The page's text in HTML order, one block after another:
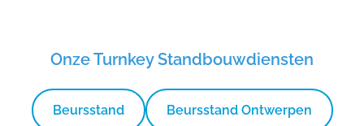
Onze Turnkey Standbouwdiensten
Beursstand Beursstand Ontwerpen